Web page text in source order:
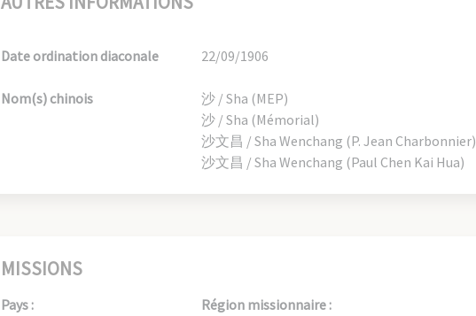
Date ordination diaconale 22/09/1906
Nom(s) chinois
沙 / Sha (MEP)
沙 / Sha (Mémorial)
沙文昌 / Sha Wenchang (P. Jean Charbonnier)
沙文昌 / Sha Wenchang (Paul Chen Kai Hua)
MISSIONS
Pays :
Région missionnaire :